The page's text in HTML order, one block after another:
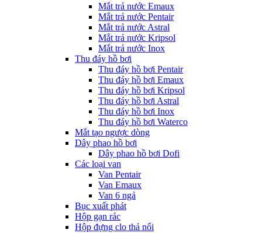
Mắt trả nước Emaux
Mắt trả nước Pentair
Mắt trả nước Astral
Mắt trả nước Kripsol
Mắt trả nước Inox
Thu đáy hồ bơi
Thu đáy hồ bơi Pentair
Thu đáy hồ bơi Emaux
Thu đáy hồ bơi Kripsol
Thu đáy hồ bơi Astral
Thu đáy hồ bơi Inox
Thu đáy hồ bơi Waterco
Mắt tạo ngược dòng
Dây phao hồ bơi
Dây phao hồ bơi Dofi
Các loại van
Van Pentair
Van Emaux
Van 6 ngả
Bục xuất phát
Hộp gạn rác
Hộp đựng clo thả nổi